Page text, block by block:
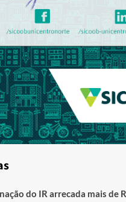
do IR arrecada mais de